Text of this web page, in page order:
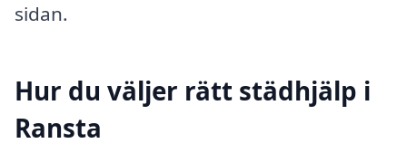
sidan.
Hur du väljer rätt städhjälp i
Ransta